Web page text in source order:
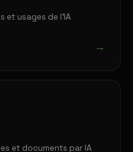
et usages de l'IA
→
et documents par IA